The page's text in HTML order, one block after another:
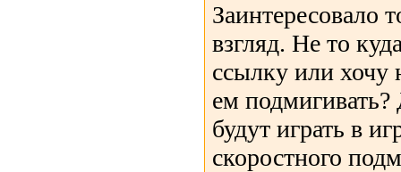
Заинтересовало
взгляд. Не то
ссылку или хочу
ем подмигивать?
будут играть в
скоростного